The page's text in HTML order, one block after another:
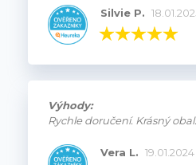
Silvie P.
Výhody:
Rychle doručení. Krásný obal.
Vera L. 19.01.2024